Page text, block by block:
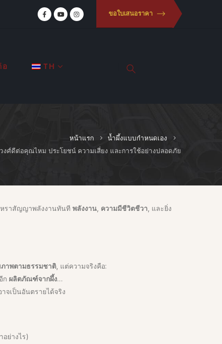
ขอใบเสนอราคา
TH
หน้าแรก
น้ำผึ้งแบบกำหนดเอง
งศ์ดีต่อคุณไหม ประโยชน์ ความเสี่ยง และการใช้อย่างปลอดภัย
ราสัญญาพลังงานทันที พลังงาน, ความมีชีวิตชีวา , และยิ่ง
าพตามธรรมชาติ, แต่ความจริงคือ:
ก ผลิตภัณฑ์จากผึ้ง…
จเป็นอันตรายได้จริง
ย่างไร)